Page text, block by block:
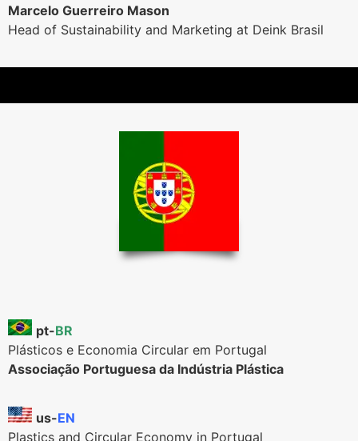
Marcelo Guerreiro Mason
Head of Sustainability and Marketing at Deink Brasil
pt-BR
Plásticos e Economia Circular em Portugal
Associação Portuguesa da Indústria Plástica
us-EN
Plastics and Circular Economy in Portugal